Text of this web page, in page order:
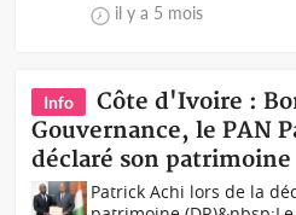
il y a 5 mois
Info
Côte d'Ivoire :
Gouvernance, le PAN
déclaré son patrimoine
Patrick Achi lors de la